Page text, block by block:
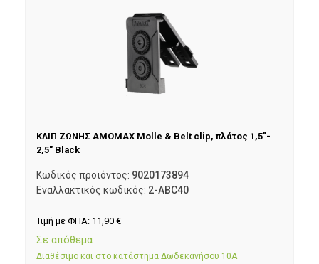
ΚΛΙΠ ΖΩΝΗΣ AMOMAX Molle & Belt clip, πλάτος 1,5″-
2,5″ Black
Κωδικός προϊόντος: 9020173894
Εναλλακτικός κωδικός: 2-ABC40
Τιμή με ΦΠΑ: 11,90 €
Σε απόθεμα
Διαθέσιμο και στο κατάστημα Δωδεκανήσου 10Α